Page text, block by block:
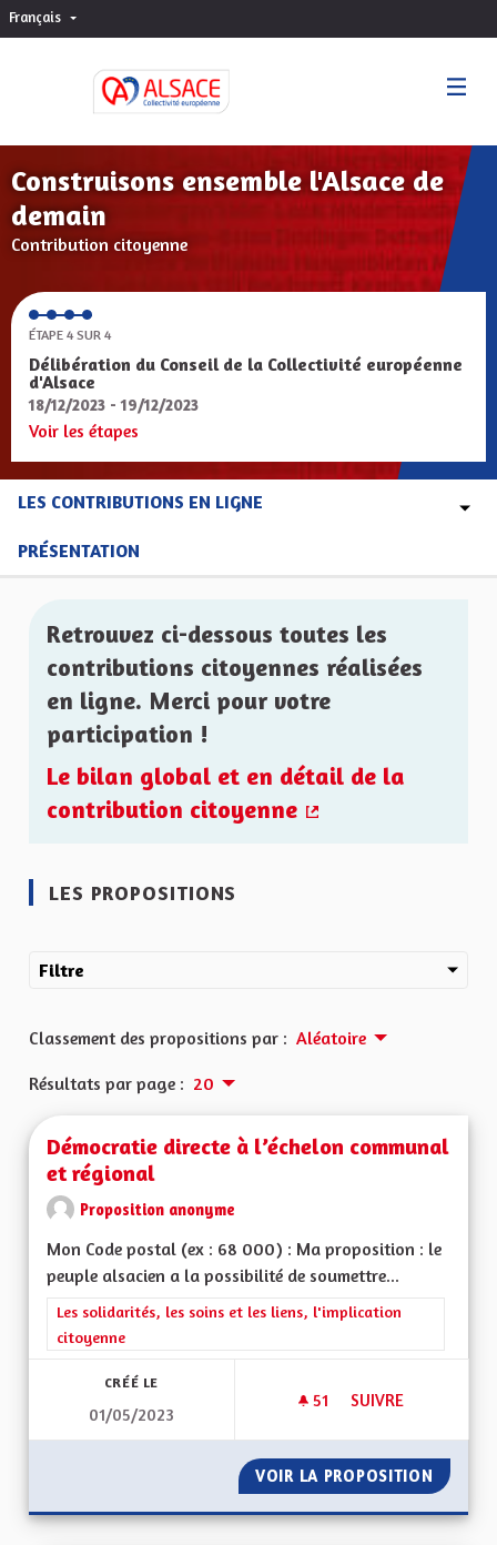
Français Choisir la langue
Construisons ensemble l'Alsace de
demain
Contribution citoyenne
ÉTAPE 4 SUR 4
Délibération du Conseil de la Collectivité européenne
d'Alsace
18/12/2023 - 19/12/2023
Voir les étapes
LES CONTRIBUTIONS EN LIGNE
PRÉSENTATION
Retrouvez ci-dessous toutes les
contributions citoyennes réalisées
en ligne. Merci pour votre
participation !
Le bilan global et en détail de la
contribution citoyenne
LES PROPOSITIONS
Filtre
Classement des propositions par : Aléatoire
Résultats par page : 20
Démocratie directe à l’échelon communal
et régional
Proposition anonyme
Mon Code postal (ex : 68 000) : Ma proposition : le
peuple alsacien a la possibilité de soumettre...
Filtrer les résultats de la catégorie : Les solidarités, les soins
Les solidarités, les soins et les liens, l'implication
citoyenne
CRÉÉ LE
01/05/2023
51 51 ABONNÉS
SUIVRE
VOIR LA PROPOSITION